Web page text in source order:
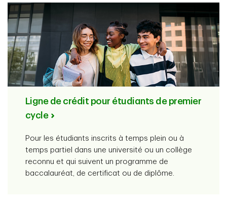
Ligne de crédit pour étudiants de premier
cycle
Pour les étudiants inscrits à temps plein ou à
temps partiel dans une université ou un collège
reconnu et qui suivent un programme de
baccalauréat, de certificat ou de diplôme.